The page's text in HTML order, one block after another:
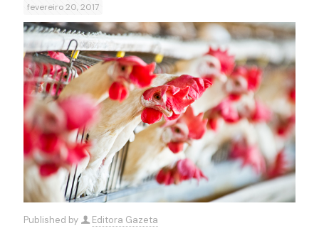
fevereiro 20, 2017
Published by
Editora Gazeta